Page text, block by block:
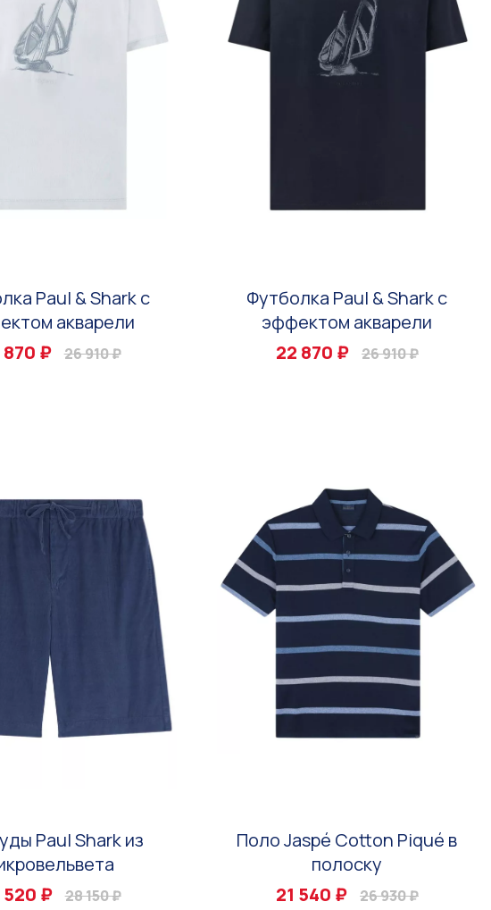
Paul & Shark с
акварели
₽
26 910 ₽
Футболка Paul & Shark с
эффектом акварели
22 870 ₽
26 910 ₽
Paul Shark из
520 ₽
28 150 ₽
Поло Jaspé Cotton Piqué в
полоску
21 540 ₽
26 930 ₽